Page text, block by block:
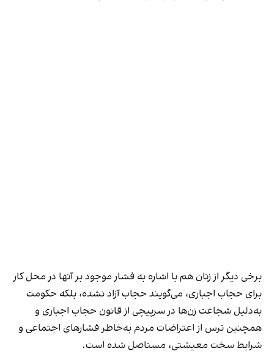
برخی دیگر از زنان هم با اشاره به فشار موجود بر آنها در محل کار
برای حجاب اجباری، می‌گویند حجاب آزاد نشده، بلکه حکومت
به‌دلیل شجاعت زن‌ها در سرپیچی از قانون حجاب اجباری و
همچنین ترس از اعتراضات مردم به‌خاطر فشارهای اجتماعی و
شرایط سخت معیشتی، مستاصل شده است.